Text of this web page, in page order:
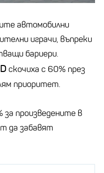
автомобилни
играчи, въпреки
бариери.
скочиха с 60% през
приоритет.
произведените в
да забавят